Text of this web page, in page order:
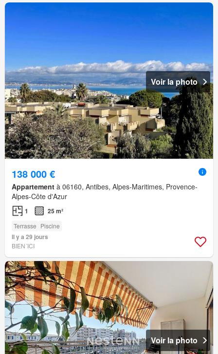
Voir la photo
138 000 €
Appartement à 06160, Antibes, Alpes-Maritimes, Provence-
Alpes-Côte d'Azur
1 25 m²
Terrasse Piscine
Il y a 29 jours
BIEN´ICI
Voir la photo